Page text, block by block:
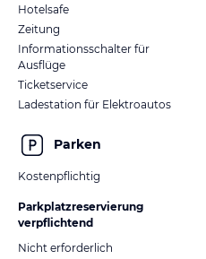
Hotelsafe
Zeitung
Informationsschalter für
Ausflüge
Ticketservice
Ladestation für Elektroautos
Parken
Kostenpflichtig
Parkplatzreservierung
verpflichtend
Nicht erforderlich